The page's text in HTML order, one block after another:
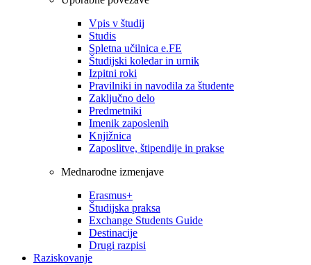
Vpis v študij
Studis
Spletna učilnica e.FE
Študijski koledar in urnik
Izpitni roki
Pravilniki in navodila za študente
Zaključno delo
Predmetniki
Imenik zaposlenih
Knjižnica
Zaposlitve, štipendije in prakse
Mednarodne izmenjave
Erasmus+
Študijska praksa
Exchange Students Guide
Destinacije
Drugi razpisi
Raziskovanje